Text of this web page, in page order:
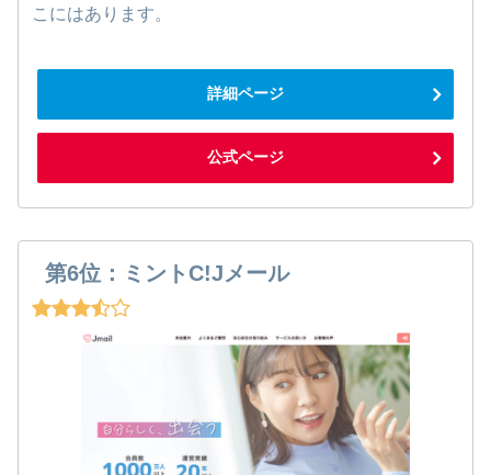
こにはあります。
詳細ページ
公式ページ
第6位：ミントC!Jメール